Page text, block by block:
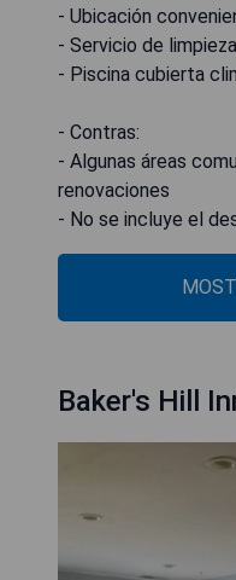
- Ubicación
- Servicio de
- Piscina cubierta
- Contras:
- Algunas áreas
renovaciones
- No se incluye el
Baker's Hill